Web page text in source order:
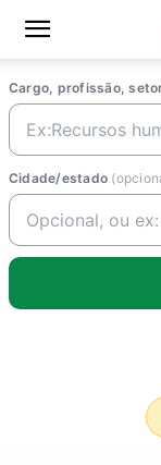
Cargo, profissão,
Cidade/estado